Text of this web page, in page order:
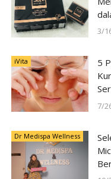
3/
iVita
5
7/
Dr Medispa Wellness